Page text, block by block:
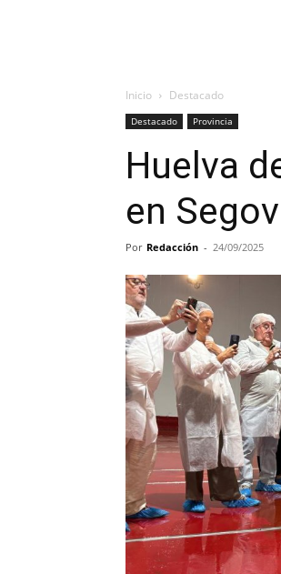
Inicio Destacado
Destacado Provincia
Huelva
en
Por Redacción - 24/09/2025